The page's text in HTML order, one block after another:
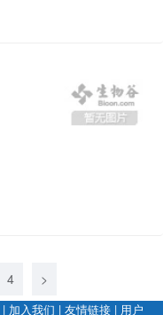
4 >
| 加入我们 | 友情链接 | 用户